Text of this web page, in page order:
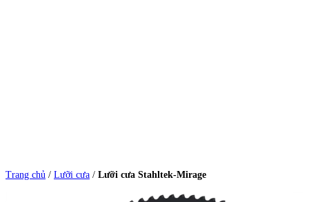
Trang chủ / Lưỡi cưa / Lưỡi cưa Stahltek-Mirage